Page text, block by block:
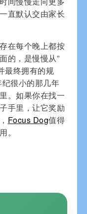
直默认交由家长
在每个晚上都按
的，是慢慢从”
最终拥有的规
很小的那几年
。如果你在找一
手里，让它奖励
Focus Dog值得
。